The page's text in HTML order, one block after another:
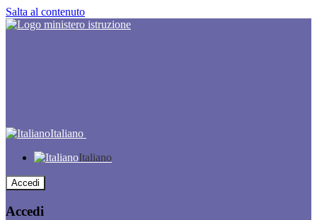
Salta al contenuto
Italiano
Italiano
Accedi
Accedi